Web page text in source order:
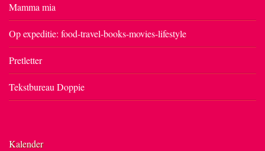
Mamma mia
Op expeditie: food-travel-books-movies-lifestyle
Pretletter
Tekstbureau Doppie
Kalender